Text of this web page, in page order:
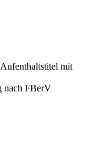
Aufenthaltstitel mit
nach FBerV